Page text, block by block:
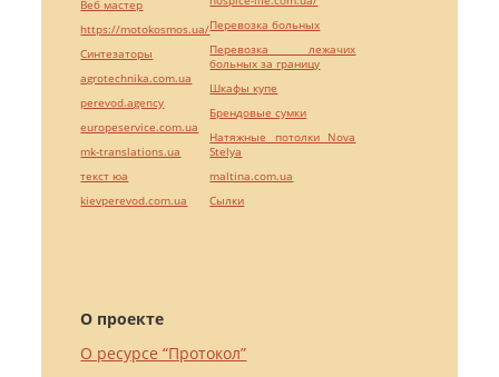
О проекте
О ресурсе “Протокол”
Веб мастер
https://motokosmos.ua/
Синтезаторы
agrotechnika.com.ua
perevod.agency
europeservice.com.ua
mk-translations.ua
текст юа
kievperevod.com.ua
Перевозка больных
Перевозка лежачих
больных за границу
Шкафы купе
Брендовые сумки
Натяжные потолки Nova
Stelya
maltina.com.ua
Cылки